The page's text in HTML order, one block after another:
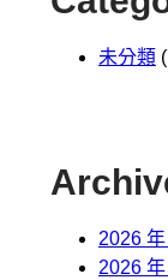
未分類
2026 年
2026 年